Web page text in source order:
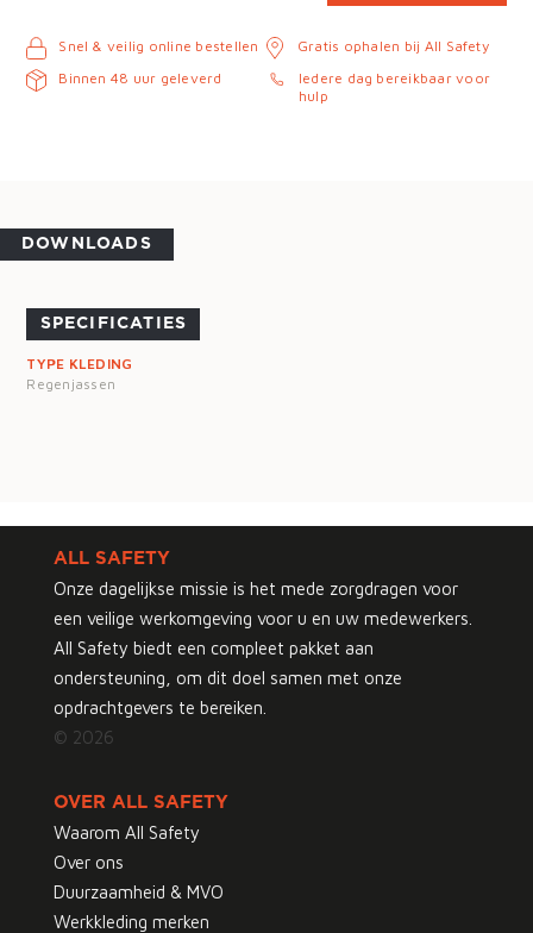
Snel & veilig online bestellen
Binnen 48 uur geleverd
Gratis ophalen bij All Safety
Iedere dag bereikbaar voor
hulp
DOWNLOADS
SPECIFICATIES
TYPE KLEDING
Regenjassen
ALL SAFETY
Onze dagelijkse missie is het mede zorgdragen voor
een veilige werkomgeving voor u en uw medewerkers.
All Safety biedt een compleet pakket aan
ondersteuning, om dit doel samen met onze
opdrachtgevers te bereiken.
© 2026
OVER ALL SAFETY
Waarom All Safety
Over ons
Duurzaamheid & MVO
Werkkleding merken